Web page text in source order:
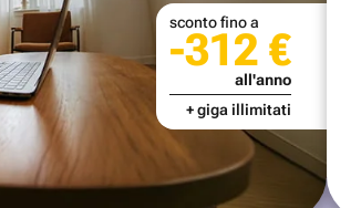
sconto fino a
-312 €
all'anno
+ giga illimitati